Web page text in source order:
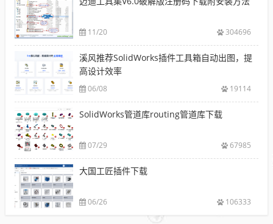
11/20 304696
溪风推荐SolidWorks插件工具箱自动出图，提
高设计效率
06/08 19114
SolidWorks管道库routing管道库下载
07/29 67985
大国工匠插件下载
06/26 106333